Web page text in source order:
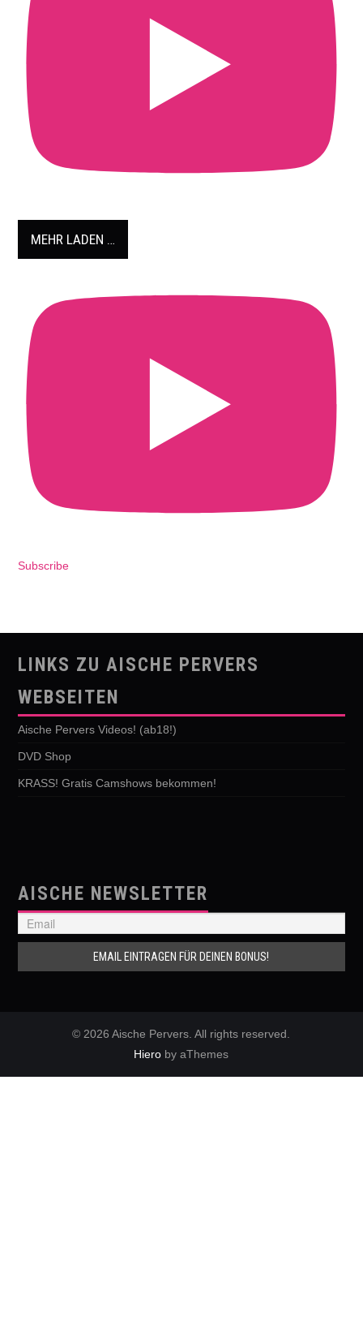
MEHR LADEN …
Subscribe
LINKS ZU AISCHE PERVERS
WEBSEITEN
Aische Pervers Videos! (ab18!)
DVD Shop
KRASS! Gratis Camshows bekommen!
AISCHE NEWSLETTER
© 2026 Aische Pervers. All rights reserved.
Hiero by aThemes